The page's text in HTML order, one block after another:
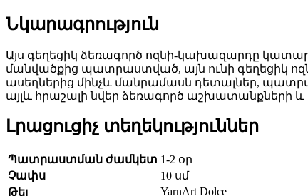
Նկարագրություն
Այս գեղեցիկ ձեռագործ ոզնի-կախազարդը
մանվածքից պատրաստված, այն ունի գեղեցիկ
ասեղներից մինչև մանրամասն դետալներ,
այլև հրաշալի նվեր ձեռագործ աշխատանքների և
Լրացուցիչ տեղեկություններ
Պատրաստման ժամկետ 1-2 օր
Չափս
10 սմ
Թել
YarnArt Dolce